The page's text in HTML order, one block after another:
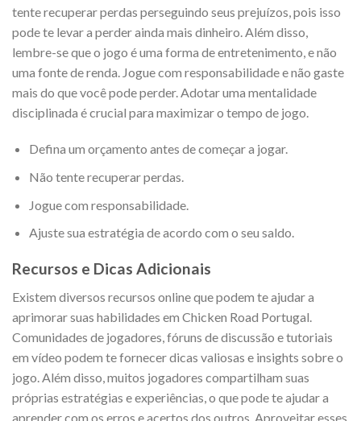
tente recuperar perdas perseguindo seus prejuízos, pois isso
pode te levar a perder ainda mais dinheiro. Além disso,
lembre-se que o jogo é uma forma de entretenimento, e não
uma fonte de renda. Jogue com responsabilidade e não gaste
mais do que você pode perder. Adotar uma mentalidade
disciplinada é crucial para maximizar o tempo de jogo.
Defina um orçamento antes de começar a jogar.
Não tente recuperar perdas.
Jogue com responsabilidade.
Ajuste sua estratégia de acordo com o seu saldo.
Recursos e Dicas Adicionais
Existem diversos recursos online que podem te ajudar a
aprimorar suas habilidades em Chicken Road Portugal.
Comunidades de jogadores, fóruns de discussão e tutoriais
em vídeo podem te fornecer dicas valiosas e insights sobre o
jogo. Além disso, muitos jogadores compartilham suas
próprias estratégias e experiências, o que pode te ajudar a
aprender com os erros e acertos dos outros. Aproveitar esses